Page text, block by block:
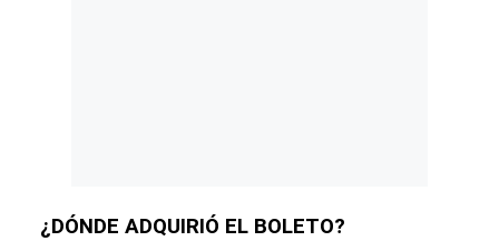
¿DÓNDE ADQUIRIÓ EL BOLETO?